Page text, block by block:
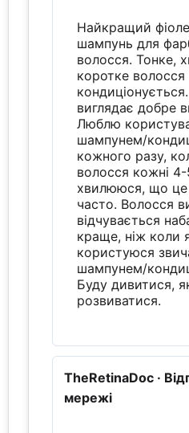
Найкращий
шампунь для
волосся. Тонке,
коротке
виглядає добре
Люблю
шампунем/
кожного разу,
волосся кожні 4-
хвилююся, що це
часто. Волосся
відчувається
краще, ніж коли
користуюся
шампунем/
Буду дивитися,
розвиватися.
TheRetinaDoc ·
мережі